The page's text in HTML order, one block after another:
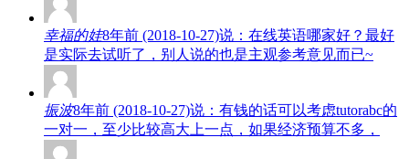
幸福的娃8年前 (2018-10-27)说：在线英语哪家好？最好
是实际去试听了，别人说的也是主观参考意见而已~
振波8年前 (2018-10-27)说：有钱的话可以考虑tutorabc的
一对一，至少比较高大上一点，如果经济预算不多，